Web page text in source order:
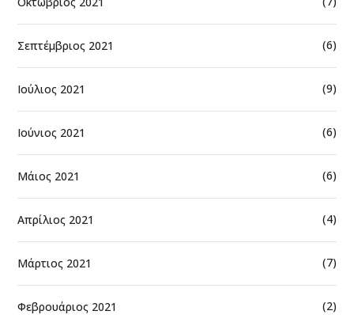
Σεπτέμβριος 2021 (6)
Ιούλιος 2021 (9)
Ιούνιος 2021 (6)
Μάιος 2021 (6)
Απρίλιος 2021 (4)
Μάρτιος 2021 (7)
Φεβρουάριος 2021 (2)